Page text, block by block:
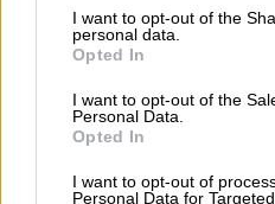
I want to opt-out of the
personal data.
Opted In
I want to opt-out of the
Personal Data.
Opted In
I want to opt-out of
Personal Data for
han ido a tomar
PP, la Corona..."
El siempre polémico ex
concedido aEl País
una
de Estremera, en la que
ido a tomar viento el Ibex